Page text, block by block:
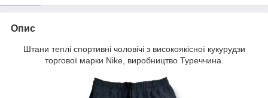
Опис
Штани теплі спортивні чоловічі з високоякісної кукурудзи
торгової марки Nike, виробництво Туреччина.